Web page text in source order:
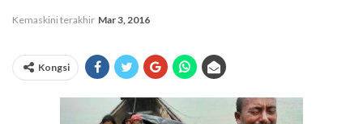
Kemaskini terakhir Mar 3, 2016
Kongsi